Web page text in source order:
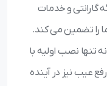
گارانتی و خدمات
را تضمین می کند.
تنها نصب اولیه با
عیب نیز در آینده